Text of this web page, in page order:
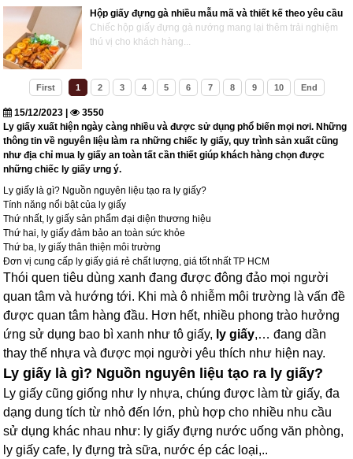
Hộp giấy đựng gà nhiều mẫu mã và thiết kế theo yêu cầu
Chiếc hộp giấy đựng gà nướng mang lại thêm trải nghiệm
thú vị cho khách hàng...
First 1 2 3 4 5 6 7 8 9 10 End
15/12/2023 |
3550
Ly giấy xuất hiện ngày càng nhiều và được sử dụng phổ biến mọi nơi. Những
thông tin về nguyên liệu làm ra những chiếc ly giấy, quy trình sản xuất cũng
như địa chỉ mua ly giấy an toàn tất cần thiết giúp khách hàng chọn được
những chiếc ly giấy ưng ý.
Ly giấy là gì? Nguồn nguyên liệu tạo ra ly giấy?
Tính năng nổi bật của ly giấy
Thứ nhất, ly giấy sản phẩm đại diện thương hiệu
Thứ hai, ly giấy đảm bảo an toàn sức khỏe
Thứ ba, ly giấy thân thiện môi trường
Đơn vị cung cấp ly giấy giá rẻ chất lượng, giá tốt nhất TP HCM
Thói quen tiêu dùng xanh đang được đông đảo mọi người
quan tâm và hướng tới. Khi mà ô nhiễm môi trường là vấn đề
được quan tâm hàng đầu. Hơn hết, nhiều phong trào hưởng
ứng sử dụng bao bì xanh như tô giấy, ly giấy,… đang dần
thay thế nhựa và được mọi người yêu thích như hiện nay.
Ly giấy là gì? Nguồn nguyên liệu tạo ra ly giấy?
Ly giấy cũng giống như ly nhựa, chúng được làm từ giấy, đa
dạng dung tích từ nhỏ đến lớn, phù hợp cho nhiều nhu cầu
sử dụng khác nhau như: ly giấy đựng nước uống văn phòng,
ly giấy cafe, ly đựng trà sữa, nước ép các loại,..